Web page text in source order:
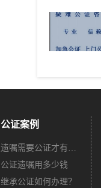
公证案例
遗嘱需要公证才有法律效力吗？
公证遗嘱用多少钱
继承公证如何办理？